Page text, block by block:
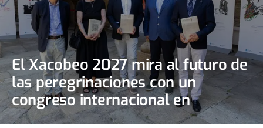
El Xacobeo 2027 mira al futuro de
las peregrinaciones con un
congreso internacional en
Santiago